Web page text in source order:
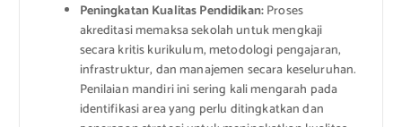
Peningkatan Kualitas Pendidikan:Proses
akreditasi memaksa sekolah untuk mengkaji
secara kritis kurikulum, metodologi pengajaran,
infrastruktur, dan manajemen secara keseluruhan.
Penilaian mandiri ini sering kali mengarah pada
identifikasi area yang perlu ditingkatkan dan